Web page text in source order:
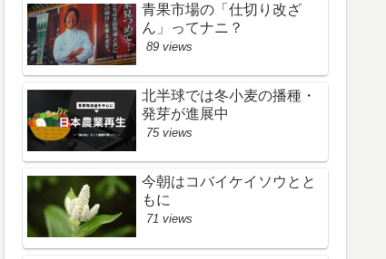
青果市場の「仕切り改ざ
ん」ってナニ？
89 views
北半球では冬小麦の播種・
発芽が進展中
75 views
今朝はコバイケイソウとと
もに
71 views